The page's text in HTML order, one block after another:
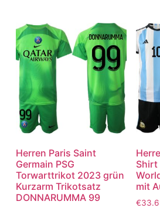
Herren Paris Saint
Germain PSG
Torwarttrikot 2023 grün
Kurzarm Trikotsatz
DONNARUMMA 99
Shirt
mit
€